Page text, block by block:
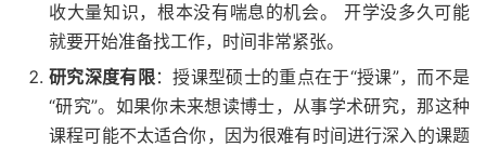
收大量知识，根本没有喘息的机会。 开学没多久可能
就要开始准备找工作，时间非常紧张。
研究深度有限：授课型硕士的重点在于“授课”，而不是
“研究”。如果你未来想读博士，从事学术研究，那这种
课程可能不太适合你，因为很难有时间进行深入的课题